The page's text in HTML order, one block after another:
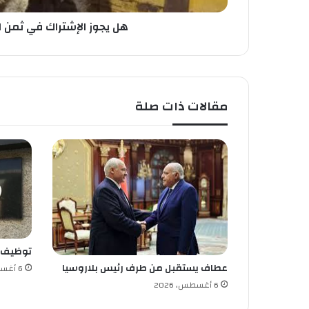
ر
ث
ن
ا
أ
ض
ح
ي
ة
؟
هل يجوز الإشتراك في ثمن
مقالات ذات صلة
عطاف يستقبل من طرف رئيس بلاروسيا
6 أغسطس، 2026
توظيف
6 أغسطس، 2026